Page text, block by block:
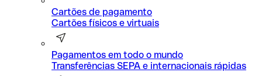
Cartões de pagamento
Cartões físicos e virtuais
Pagamentos em todo o mundo
Transferências SEPA e internacionais rápidas